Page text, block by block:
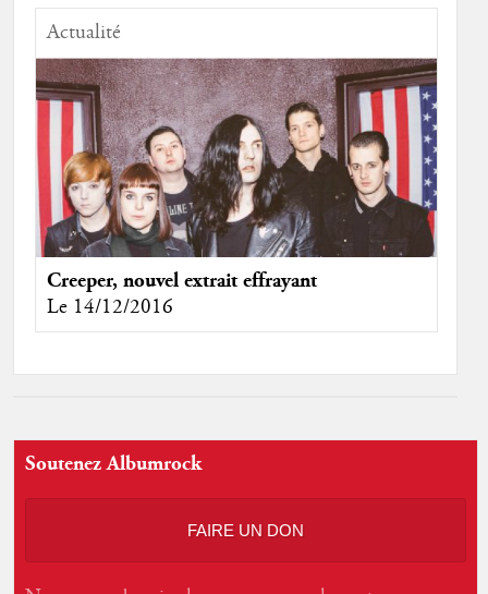
Actualité
Creeper, nouvel extrait effrayant
Le 14/12/2016
Soutenez Albumrock
FAIRE UN DON